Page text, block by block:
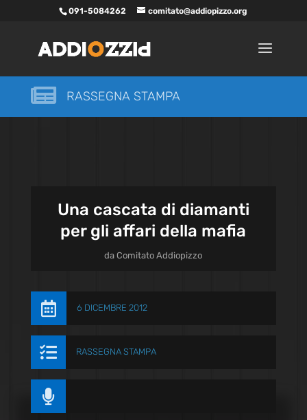
091-5084262 comitato@addiopizzo.org
 RASSEGNA STAMPA
Una cascata di diamanti
per gli affari della mafia
daComitato Addiopizzo
 6 DICEMBRE 2012
 RASSEGNA STAMPA
